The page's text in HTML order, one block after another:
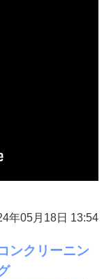
年05月18日 13:54
ンクリーニン